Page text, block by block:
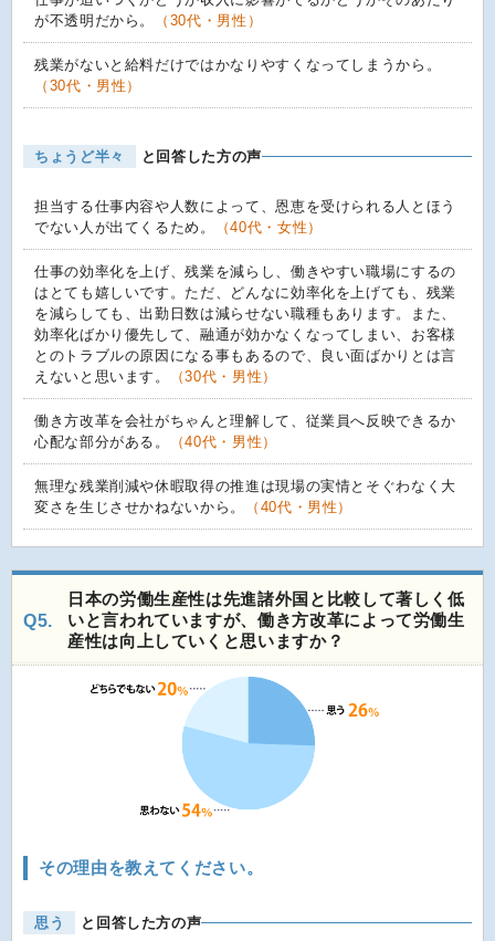
が不透明だから。
（30代・男性）
残業がないと給料だけではかなりやすくなってしまうから。
（30代・男性）
ちょうど半々 と回答した方の声
担当する仕事内容や人数によって、恩恵を受けられる人とほう
でない人が出てくるため。
（40代・女性）
仕事の効率化を上げ、残業を減らし、働きやすい職場にするの
はとても嬉しいです。ただ、どんなに効率化を上げても、残業
を減らしても、出勤日数は減らせない職種もあります。また、
効率化ばかり優先して、融通が効かなくなってしまい、お客様
とのトラブルの原因になる事もあるので、良い面ばかりとは言
えないと思います。
（30代・男性）
働き方改革を会社がちゃんと理解して、従業員へ反映できるか
心配な部分がある。
（40代・男性）
無理な残業削減や休暇取得の推進は現場の実情とそぐわなく大
変さを生じさせかねないから。
（40代・男性）
Q5.
日本の労働生産性は先進諸外国と比較して著しく低
いと言われていますが、働き方改革によって労働生
産性は向上していくと思いますか？
その理由を教えてください。
思う と回答した方の声